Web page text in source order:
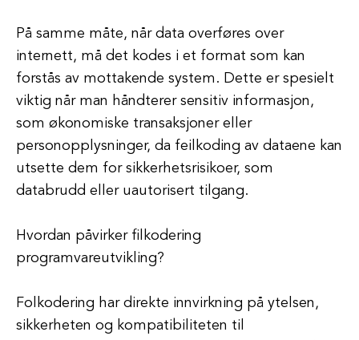
På samme måte, når data overføres over
internett, må det kodes i et format som kan
forstås av mottakende system. Dette er spesielt
viktig når man håndterer sensitiv informasjon,
som økonomiske transaksjoner eller
personopplysninger, da feilkoding av dataene kan
utsette dem for sikkerhetsrisikoer, som
databrudd eller uautorisert tilgang.
Hvordan påvirker filkodering
programvareutvikling?
Folkodering har direkte innvirkning på ytelsen,
sikkerheten og kompatibiliteten til